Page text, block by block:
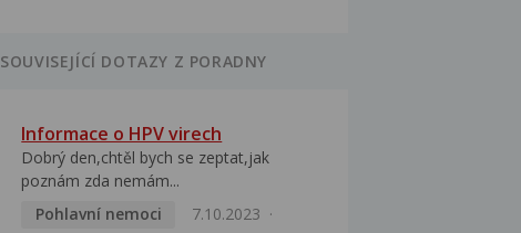
SOUVISEJÍCÍ DOTAZY Z PORADNY
Informace o HPV virech
Dobrý den,chtěl bych se zeptat,jak
poznám zda nemám...
Pohlavní nemoci
7.10.2023